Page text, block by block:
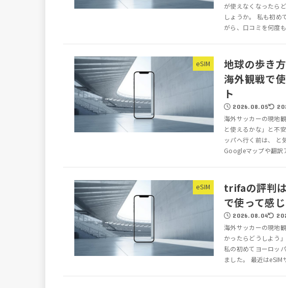
が使えなくなったら
しょうか。 私も初め
がら、口コミを何度
eSIM
地球の歩き
海外観戦で
ト
2026.08.05
海外サッカーの現地
と使えるかな」と不
ッパへ行く前は、 と
Googleマップや翻訳
eSIM
trifaの評判
で使って感
2026.08.04
海外サッカーの現地
かったらどうしよう
私の初めてヨーロッ
ました。 最近はeSIM